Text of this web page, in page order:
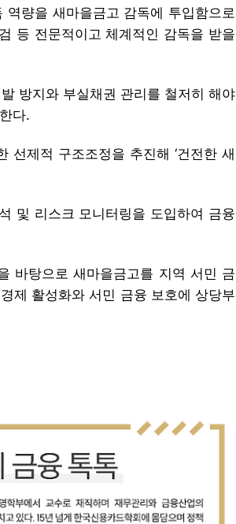
량을 새마을금고 감독에 투입함으로
등 전문적이고 체계적인 감독을 받을
방지와 부실채권 관리를 철저히 해야
다.
선제적 구조조정을 추진해 ‘건전한 새
및 리스크 모니터링을 도입하여 금융
바탕으로 새마을금고를 지역 서민 금
제 활성화와 서민 금융 보호에 상당부